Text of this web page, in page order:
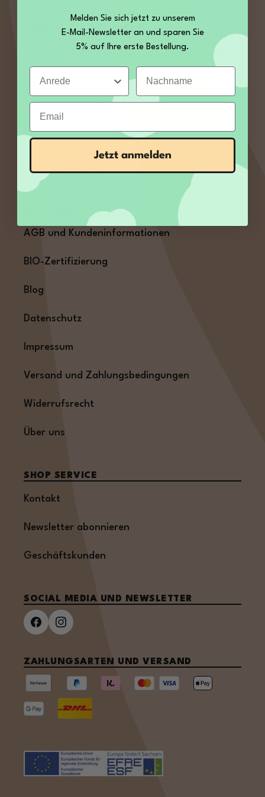
+49 35027 189860
von Mo – Fr 09:00 bis 12:00 und 13:00 bis 14:00
Uhr
E-Mail:service@kamelur.de
Oder über unserKontaktformular.
INFORMATIONEN
AGB und Kundeninformationen
BIO-Zertifizierung
Blog
Datenschutz
Impressum
Versand und Zahlungsbedingungen
Widerrufsrecht
Über uns
SHOP SERVICE
Kontakt
Newsletter abonnieren
Geschäftskunden
SOCIAL MEDIA UND NEWSLETTER
ZAHLUNGSARTEN UND VERSAND
Melden Sie sich jetzt zu unserem
E-Mail-Newsletter an und sparen Sie
5% auf Ihre erste Bestellung.
Anrede Nachname
Email
Jetzt anmelden